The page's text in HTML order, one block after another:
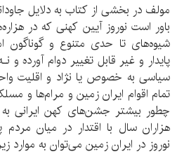
مولف در بخشی از کتاب به دلایل
باور است نوروز آیین كهنی كه در
شیوه‌های تا حدی متنوع و گوناگون
پایدار و غیر قابل تغییر دوام آورده
سیاسی به خصوص یا نژاد و اقلیت
تمام اقوام ایران زمین و مرام‌ها و
چطور بیشتر جشن‌های كهن ایرانی به
هزاران سال با اقتدار در میان مردم
نوروز در ایران زمین مى‌توان به موارد